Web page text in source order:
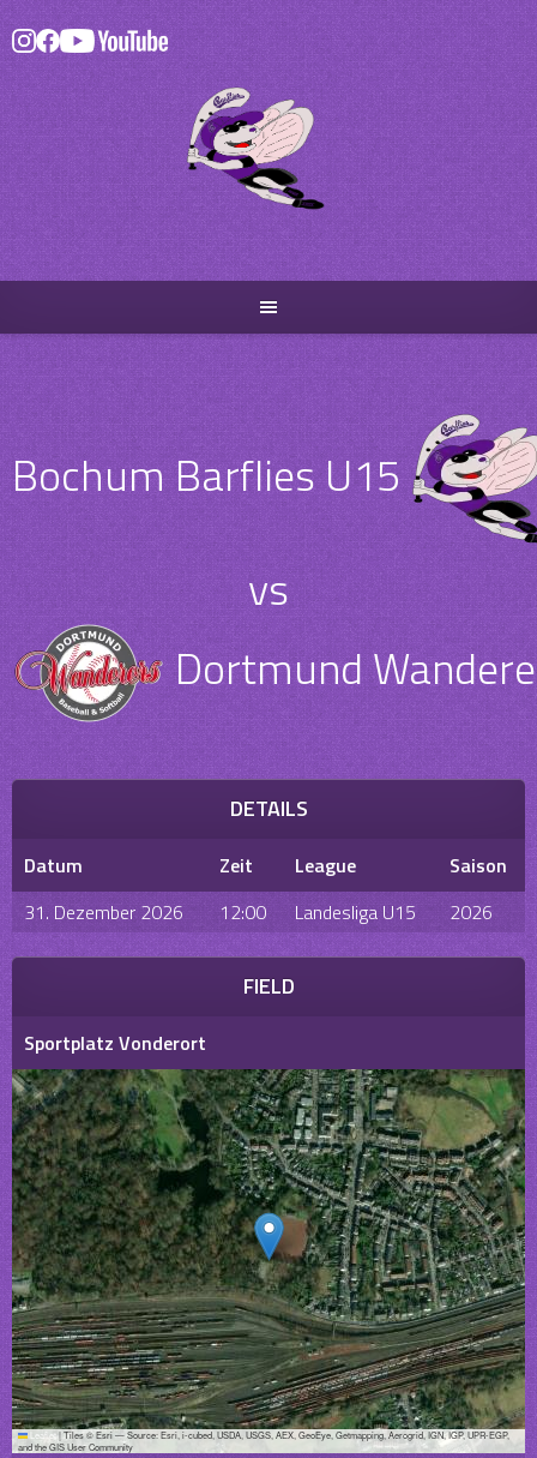
Skip
to
content
Bochum Barflies U15
vs
Dortmund
DETAILS
Datum Zeit League
Saison
31. Dezember 2026
12:00 Landesliga U15 2026
FIELD
Sportplatz Vonderort
Leaflet |Tiles © Esri — Source: Esri, i-cubed, USDA, USGS, AEX, GeoEye, Getmapping, Aerogrid, IGN, IGP, UPR-EGP,
and the GIS User Community